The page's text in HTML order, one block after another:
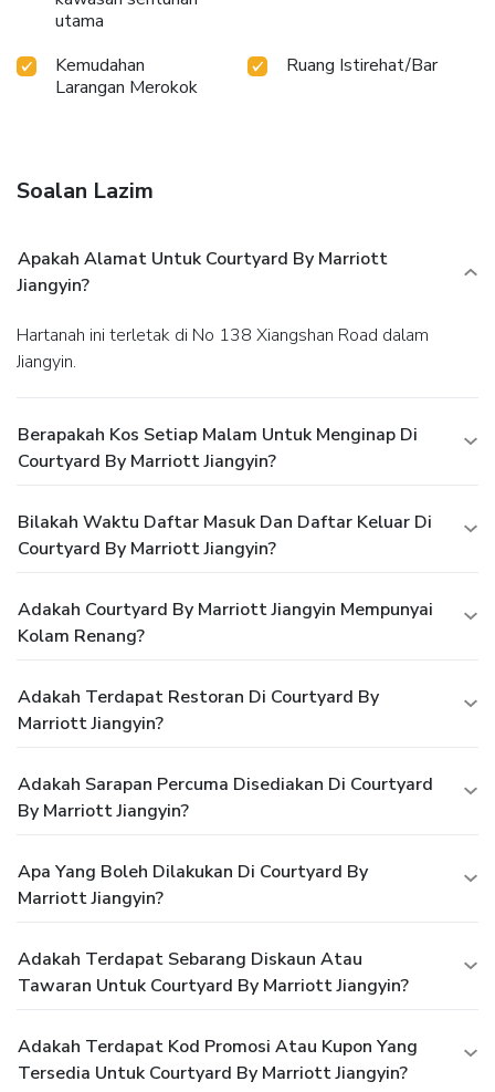
utama
Kemudahan
Larangan Merokok
Ruang Istirehat/Bar
Soalan Lazim
Apakah Alamat Untuk Courtyard By Marriott
Jiangyin?
Hartanah ini terletak di No 138 Xiangshan Road dalam
Jiangyin.
Berapakah Kos Setiap Malam Untuk Menginap Di
Courtyard By Marriott Jiangyin?
Bilakah Waktu Daftar Masuk Dan Daftar Keluar Di
Courtyard By Marriott Jiangyin?
Adakah Courtyard By Marriott Jiangyin Mempunyai
Kolam Renang?
Adakah Terdapat Restoran Di Courtyard By
Marriott Jiangyin?
Adakah Sarapan Percuma Disediakan Di Courtyard
By Marriott Jiangyin?
Apa Yang Boleh Dilakukan Di Courtyard By
Marriott Jiangyin?
Adakah Terdapat Sebarang Diskaun Atau
Tawaran Untuk Courtyard By Marriott Jiangyin?
Adakah Terdapat Kod Promosi Atau Kupon Yang
Tersedia Untuk Courtyard By Marriott Jiangyin?